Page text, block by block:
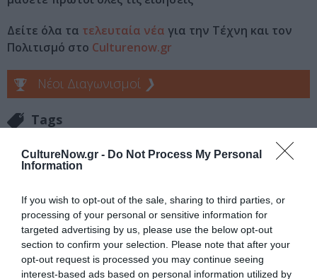
CultureNow.gr - Do Not Process My Personal
Information
If you wish to opt-out of the sale, sharing to third parties, or
processing of your personal or sensitive information for
targeted advertising by us, please use the below opt-out
section to confirm your selection. Please note that after your
opt-out request is processed you may continue seeing
interest-based ads based on personal information utilized by
Δείτε όλα τα τελευταία νέα για την Τέχνη και τον
Πολιτισμό στο Culturenow.gr
Νέοι Διαγωνισμοί ❯
Tags
ΘΕΑΤΡΙΚΕΣ ΠΑΡΑΣΤΑΣΕΙΣ 2018 - 2019
Newsletter
Κάθε βδομάδα στο e-mail σας τα τελευταία νέα για
την Τέχνη και τον Πολιτισμό!